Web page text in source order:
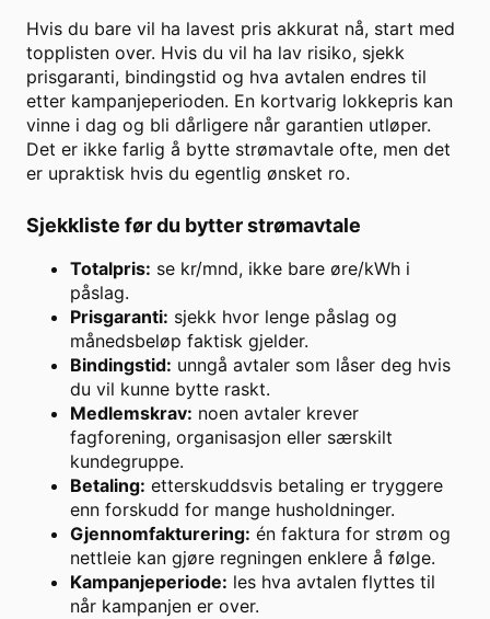
Hvis du bare vil ha lavest pris akkurat nå, start med
topplisten over. Hvis du vil ha lav risiko, sjekk
prisgaranti, bindingstid og hva avtalen endres til
etter kampanjeperioden. En kortvarig lokkepris kan
vinne i dag og bli dårligere når garantien utløper.
Det er ikke farlig å bytte strømavtale ofte, men det
er upraktisk hvis du egentlig ønsket ro.
Sjekkliste før du bytter strømavtale
Totalpris: se kr/mnd, ikke bare øre/kWh i
påslag.
Prisgaranti: sjekk hvor lenge påslag og
månedsbeløp faktisk gjelder.
Bindingstid: unngå avtaler som låser deg hvis
du vil kunne bytte raskt.
Medlemskrav: noen avtaler krever
fagforening, organisasjon eller særskilt
kundegruppe.
Betaling: etterskuddsvis betaling er tryggere
enn forskudd for mange husholdninger.
Gjennomfakturering: én faktura for strøm og
nettleie kan gjøre regningen enklere å følge.
Kampanjeperiode: les hva avtalen flyttes til
når kampanjen er over.